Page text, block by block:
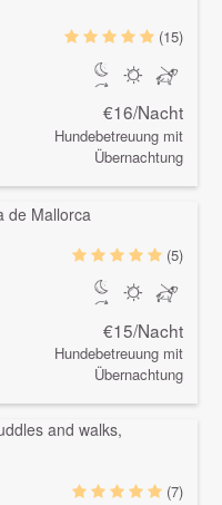
(15)
€16/Nacht
Hundebetreuung mit
Übernachtung
(5)
€15/Nacht
Hundebetreuung mit
Übernachtung
(7)